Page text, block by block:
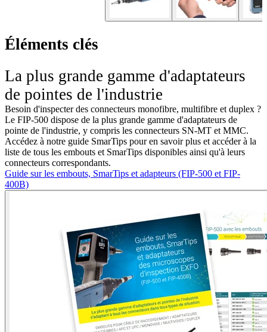
Éléments clés
La plus grande gamme d'adaptateurs
de pointes de l'industrie
Besoin d'inspecter des connecteurs monofibre, multifibre et duplex ?
Le FIP-500 dispose de la plus grande gamme d'adaptateurs de
pointe de l'industrie, y compris les connecteurs SN-MT et MMC.
Accédez à notre guide SmarTips pour en savoir plus et accéder à la
liste de tous les embouts et SmarTips disponibles ainsi qu'à leurs
connecteurs correspondants.
Guide sur les embouts, SmarTips et adapteurs (FIP-500 et FIP-
400B)